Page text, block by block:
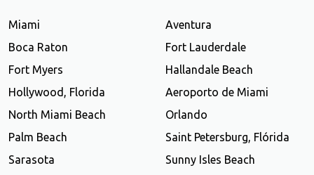
Miami
Aventura
Boca Raton
Fort Lauderdale
Fort Myers
Hallandale Beach
Hollywood, Florida
Aeroporto de Miami
North Miami Beach
Orlando
Palm Beach
Saint Petersburg, Flórida
Sarasota
Sunny Isles Beach